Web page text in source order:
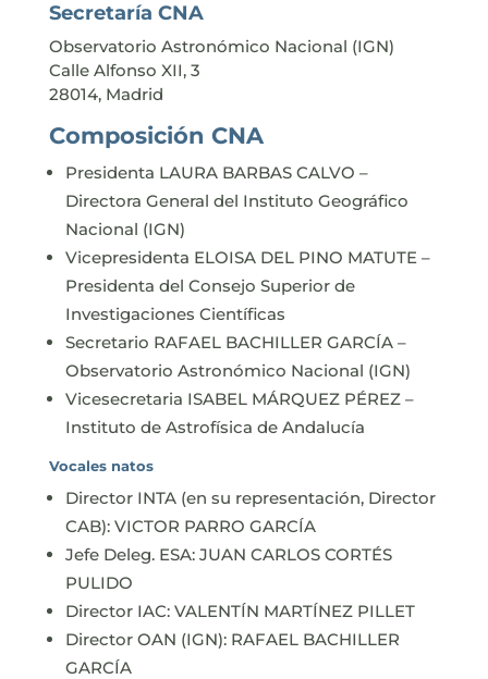
Secretaría CNA
Observatorio Astronómico Nacional (IGN)
Calle Alfonso XII, 3
28014, Madrid
Composición CNA
Presidenta LAURA BARBAS CALVO –
Directora General del Instituto Geográfico
Nacional (IGN)
Vicepresidenta ELOISA DEL PINO MATUTE –
Presidenta del Consejo Superior de
Investigaciones Científicas
Secretario RAFAEL BACHILLER GARCÍA –
Observatorio Astronómico Nacional (IGN)
Vicesecretaria ISABEL MÁRQUEZ PÉREZ –
Instituto de Astrofísica de Andalucía
Vocales natos
Director INTA (en su representación, Director
CAB): VICTOR PARRO GARCÍA
Jefe Deleg. ESA: JUAN CARLOS CORTÉS
PULIDO
Director IAC: VALENTÍN MARTÍNEZ PILLET
Director OAN (IGN): RAFAEL BACHILLER
GARCÍA